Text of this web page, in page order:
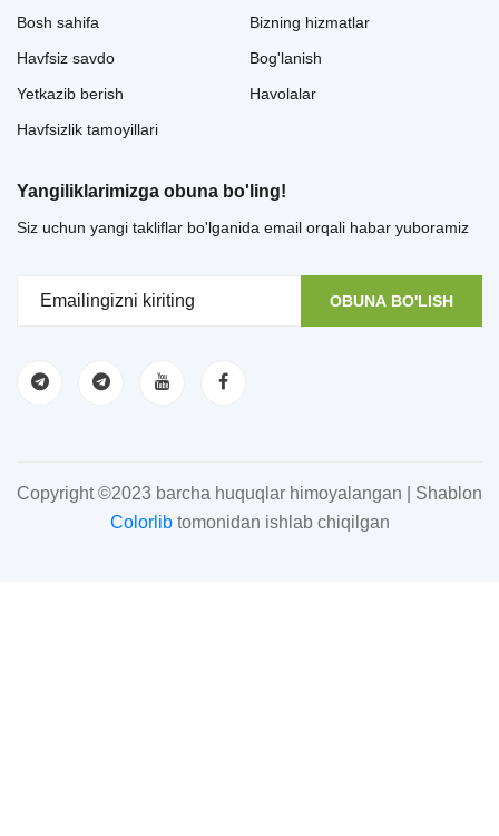
Bosh sahifa
Havfsiz savdo
Yetkazib berish
Havfsizlik tamoyillari
Bizning hizmatlar
Bog'lanish
Havolalar
Yangiliklarimizga obuna bo'ling!
Siz uchun yangi takliflar bo'lganida email orqali habar yuboramiz
OBUNA BO'LISH
Copyright ©2023 barcha huquqlar himoyalangan | Shablon
Colorlibtomonidan ishlab chiqilgan